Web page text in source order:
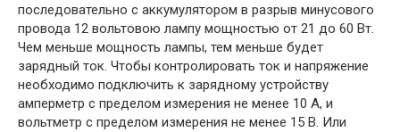
последовательно с аккумулятором в разрыв минусового
провода 12 вольтовою лампу мощностью от 21 до 60 Вт.
Чем меньше мощность лампы, тем меньше будет
зарядный ток. Чтобы контролировать ток и напряжение
необходимо подключить к зарядному устройству
амперметр с пределом измерения не менее 10 А, и
вольтметр с пределом измерения не менее 15 В. Или